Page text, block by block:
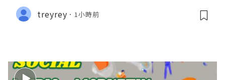
treyrey 1小時前